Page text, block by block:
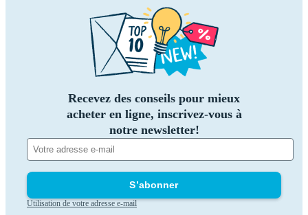
Recevez des conseils pour mieux
acheter en ligne, inscrivez-vous à
notre newsletter!
S’abonner
Utilisation de votre adresse e-mail